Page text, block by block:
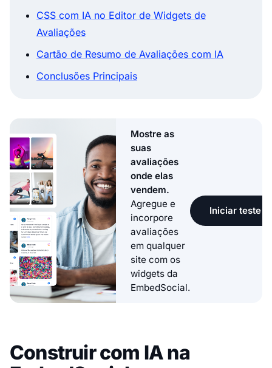
CSS com IA no Editor de Widgets de
Avaliações
Cartão de Resumo de Avaliações com IA
Conclusões Principais
Mostre as
suas
avaliações
onde elas
vendem.
Agregue e
incorpore
avaliações
em qualquer
site com os
widgets da
EmbedSocial.
Iniciar teste
Construir com IA na